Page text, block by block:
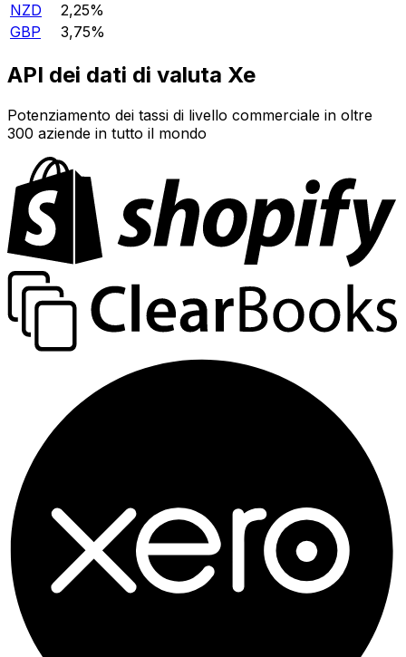
NZD
2,25%
GBP
3,75%
API dei dati di valuta Xe
Potenziamento dei tassi di livello commerciale in oltre
300 aziende in tutto il mondo